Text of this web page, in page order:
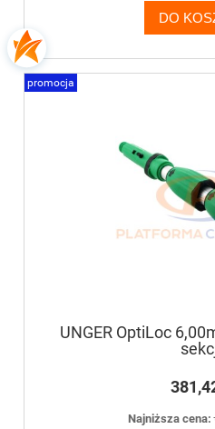
DO
UNGER OptiLoc
Najniższa cena:
promocja